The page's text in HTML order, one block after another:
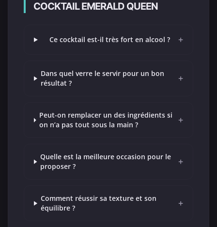
COCKTAIL EMERALD QUEEN
Ce cocktail est-il très fort en alcool ? +
Dans quel verre le servir pour un bon
résultat ?
+
Peut-on remplacer un des ingrédients si
on n’a pas tout sous la main ?
+
Quelle est la meilleure occasion pour le
proposer ?
+
Comment réussir sa texture et son
équilibre ?
+